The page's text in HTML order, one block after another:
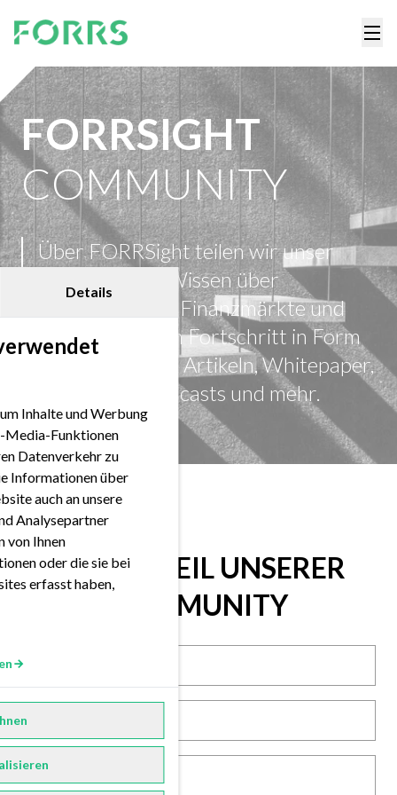
Details
Inhalte und Werbung
Media-Funktionen
Datenverkehr zu
Informationen über
auch an unsere
Analysepartner
von Ihnen
oder die sie bei
erfasst haben,
FORRSIGHT
COMMUNITY
Über FORRSight teilen wir unser
tiefgreifendes Wissen über
Energiemärkte, Finanzmärkte und
technologischen Fortschritt in Form
von Magazinen, Artikeln, Whitepaper,
Factsheets, Podcasts und mehr.
WERDE TEIL UNSERER
COMMUNITY